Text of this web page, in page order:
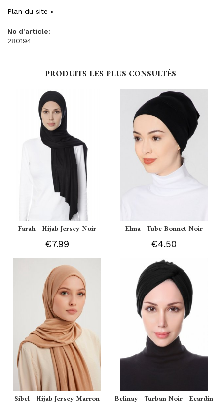
Plan du site »
No d'article:
280194
PRODUITS LES PLUS CONSULTÉS
Farah - Hijab Jersey Noir
€7.99
Elma - Tube Bonnet Noir
€4.50
Sibel - Hijab Jersey Marron
Belinay - Turban Noir - Ecardin